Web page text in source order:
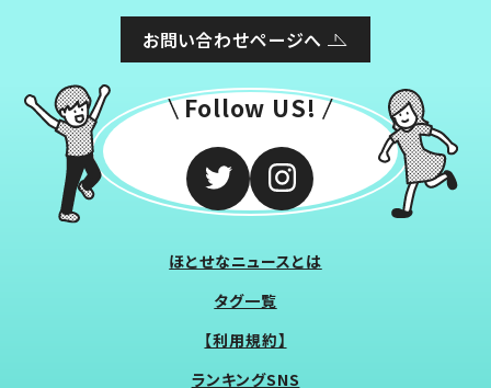
お問い合わせページへ
Follow US!
ほとせなニュースとは
タグ一覧
【利用規約】
ランキングSNS